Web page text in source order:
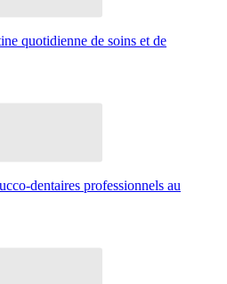
quotidienne de soins et de
dentaires professionnels au